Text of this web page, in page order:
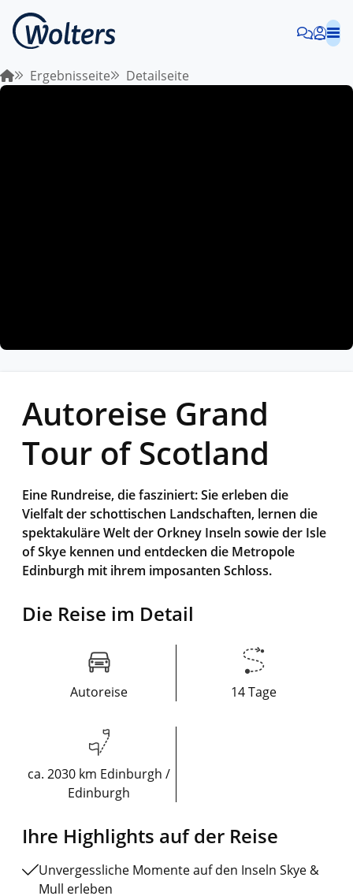
Ergebnisseite Detailseite
Autoreise Grand
Tour of Scotland
Eine Rundreise, die fasziniert: Sie erleben die
Vielfalt der schottischen Landschaften, lernen die
spektakuläre Welt der Orkney Inseln sowie der Isle
of Skye kennen und entdecken die Metropole
Edinburgh mit ihrem imposanten Schloss.
Die Reise im Detail
Autoreise 14 Tage
ca. 2030 km Edinburgh /
Edinburgh
Ihre Highlights auf der Reise
Unvergessliche Momente auf den Inseln Skye &
Mull erleben